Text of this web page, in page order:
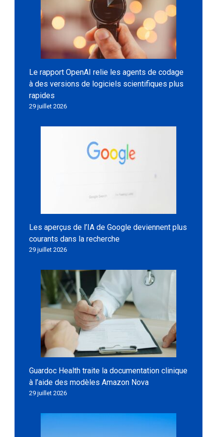
Le rapport OpenAI relie les agents de codage
à des versions de logiciels scientifiques plus
rapides
29 juillet 2026
Les aperçus de l’IA de Google deviennent plus
courants dans la recherche
29 juillet 2026
Guardoc Health traite la documentation clinique
à l’aide des modèles Amazon Nova
29 juillet 2026